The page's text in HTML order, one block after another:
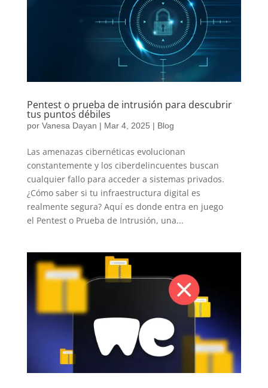
Pentest o prueba de intrusión para descubrir
tus puntos débiles
por Vanesa Dayan | Mar 4, 2025 | Blog
Las amenazas cibernéticas evolucionan
constantemente y los ciberdelincuentes buscan
cualquier fallo para acceder a sistemas privados.
¿Cómo saber si tu infraestructura digital es
realmente segura? Aquí es donde entra en juego
el Pentest o Prueba de Intrusión, una...